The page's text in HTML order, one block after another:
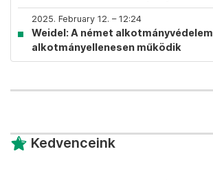
2025. February 12. – 12:24
Weidel: A német alkotmányvédelem
alkotmányellenesen működik
Kedvenceink